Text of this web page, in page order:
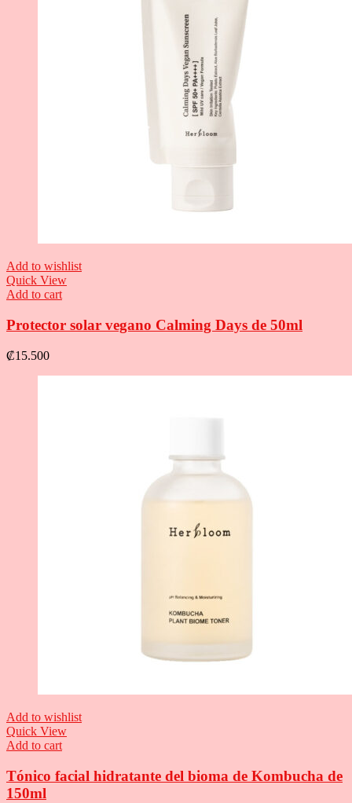
Add to wishlist
Quick View
Add to cart
Protector solar vegano Calming Days de 50ml
₡15.500
Add to wishlist
Quick View
Add to cart
Tónico facial hidratante del bioma de Kombucha de
150ml